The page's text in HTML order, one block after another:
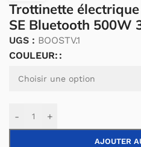
Trottinette
SE Bluetooth 500W
UGS : BOOSTV.1
COULEUR:
- +
AJOUTER
Alternative: